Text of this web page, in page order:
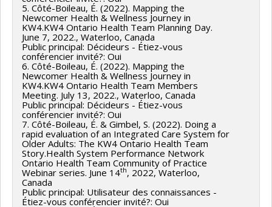
5. Côté-Boileau, É. (2022). Mapping the
Newcomer Health & Wellness Journey in
KW4.KW4 Ontario Health Team Planning Day.
June 7, 2022., Waterloo, Canada
Public principal: Décideurs - Étiez-vous
conférencier invité?: Oui
6. Côté-Boileau, É. (2022). Mapping the
Newcomer Health & Wellness Journey in
KW4.KW4 Ontario Health Team Members
Meeting. July 13, 2022., Waterloo, Canada
Public principal: Décideurs - Étiez-vous
conférencier invité?: Oui
7. Côté-Boileau, É. & Gimbel, S. (2022). Doing a
rapid evaluation of an Integrated Care System for
Older Adults: The KW4 Ontario Health Team
Story.Health System Performance Network
Ontario Health Team Community of Practice
Webinar series. June 14th, 2022, Waterloo,
Canada
Public principal: Utilisateur des connaissances -
Étiez-vous conférencier invité?: Oui